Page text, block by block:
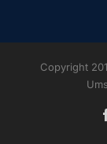
Copyright